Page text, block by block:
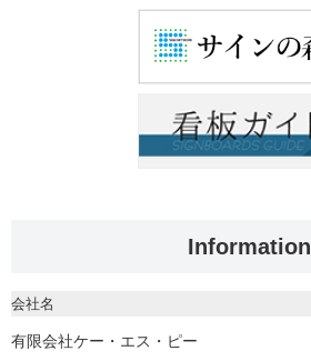
Information
会社名
有限会社ケー・エス・ピー